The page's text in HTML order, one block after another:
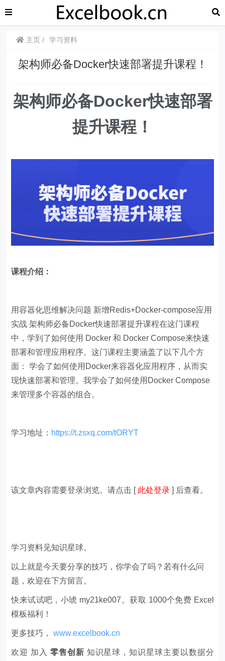
主页 学习资料
架构师必备Docker快速部署提升课程！
架构师必备Docker快速部署
提升课程！
课程介绍：
用容器化思维解决问题 新增Redis+Docker-compose应用
实战 架构师必备Docker快速部署提升课程在这门课程
中，学到了如何使用 Docker 和 Docker Compose来快速
部署和管理应用程序。这门课程主要涵盖了以下几个方
面： 学会了如何使用Docker来容器化应用程序，从而实
现快速部署和管理。我学会了如何使用Docker Compose
来管理多个容器的组合。
学习地址： https://t.zsxq.com/tORYT
该文章内容需要登录浏览。请点击 [ 此处登录 ] 后查看。
学习资料见知识星球。
以上就是今天要分享的技巧，你学会了吗？若有什么问
题，欢迎在下方留言。
快来试试吧，小琥 my21ke007。获取 1000个免费 Excel
模板福利​​​​！
更多技巧，www.excelbook.cn
欢迎 加入 零售创新 知识星球，知识星球主要以数据分